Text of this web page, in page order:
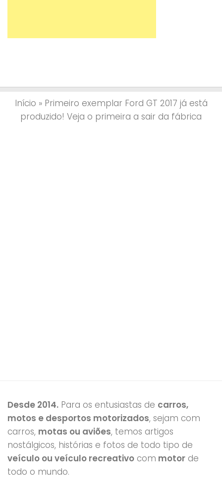
Início » Primeiro exemplar Ford GT 2017 já está
produzido! Veja o primeira a sair da fábrica
Desde 2014. Para os entusiastas de carros,
motos e desportos motorizados, sejam com
carros, motas ou aviões, temos artigos
nostálgicos, histórias e fotos de todo tipo de
veículo ou veículo recreativo com motor de
todo o mundo.